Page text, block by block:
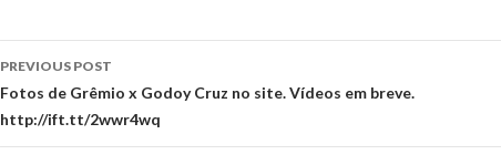
Post
navigation
PREVIOUS POST
Fotos de Grêmio x Godoy Cruz no site. Vídeos em breve.
http://ift.tt/2wwr4wq